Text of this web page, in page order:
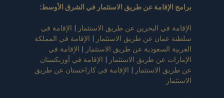
برامج الإقامة عن طريق الاستثمار في الشرق الأوسط:
الإقامة في البحرين عن طريق الاستثمار | الإقامة في
سلطنة عمان عن طريق الاستثمار | الإقامة في المملكة
العربية السعودية عن طريق الاستثمار | الإقامة في
الإمارات عن طريق الاستثمار | الإقامة في أوزبكستان
عن طريق الاستثمار | الإقامة في كازاخستان عن طريق
الاستثمار